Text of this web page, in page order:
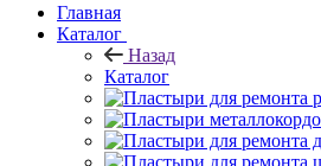
Главная
Каталог
Назад
Каталог